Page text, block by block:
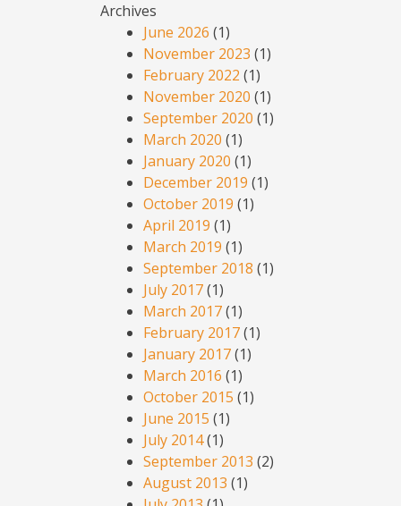
Archives
June 2026 (1)
November 2023 (1)
February 2022 (1)
November 2020 (1)
September 2020 (1)
March 2020 (1)
January 2020 (1)
December 2019 (1)
October 2019 (1)
April 2019 (1)
March 2019 (1)
September 2018 (1)
July 2017(1)
March 2017(1)
February 2017(1)
January 2017(1)
March 2016 (1)
October 2015 (1)
June 2015 (1)
July 2014(1)
September 2013 (2)
August 2013 (1)